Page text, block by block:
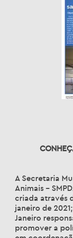
A Secretaria
Animais –
criada através
janeiro de
Janeiro
promover a